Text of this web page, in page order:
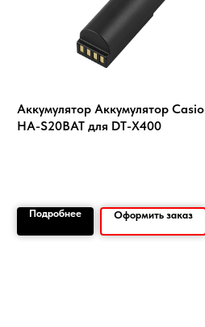
Аккумулятор Аккумулятор Casio
HA-S20BAT для DT-X400
Подробнее Оформить заказ